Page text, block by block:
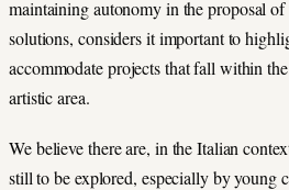
maintaining autonomy in the proposal
solutions, considers it important to
accommodate projects that fall within
artistic area.
We believe there are, in the Italian
still to be explored, especially by young